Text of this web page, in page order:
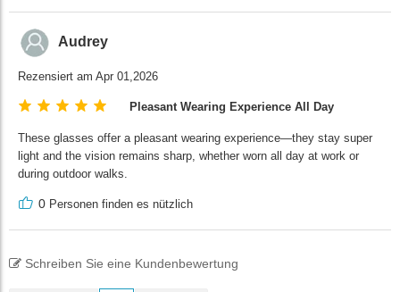
Audrey
Rezensiert am Apr 01,2026
Pleasant Wearing Experience All Day
These glasses offer a pleasant wearing experience—they stay super
light and the vision remains sharp, whether worn all day at work or
during outdoor walks.
0 Personen finden es nützlich
Schreiben Sie eine Kundenbewertung